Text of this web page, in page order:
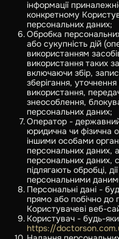
інформації
конкретному
персональних даних;
Обробка
або сукупність дій
використанням
використання таких
включаючи збір,
зберігання,
використання,
знеособлення,
персональних даних;
Оператор -
юридична чи фізична
іншими особами
персональних даних,
персональних даних,
підлягають обробці,
персональними
Персональні дані -
прямо або побічно до
Користувачеві веб-
Користувач - будь-
https://